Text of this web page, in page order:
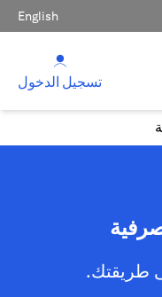
English
تسجيل الدخول
طريقتك.